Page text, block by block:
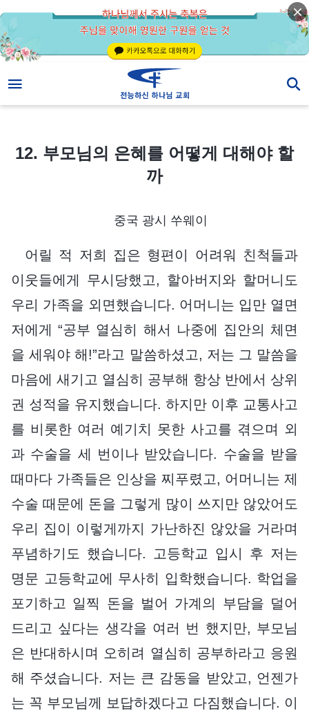
12. 부모님의 은혜를 어떻게 대해야 할까
12. 부모님의 은혜를 어떻게 대해야 할
까
중국 광시 쑤웨이
어릴 적 저희 집은 형편이 어려워 친척들과
이웃들에게 무시당했고, 할아버지와 할머니도
우리 가족을 외면했습니다. 어머니는 입만 열면
저에게 “공부 열심히 해서 나중에 집안의 체면
을 세워야 해!”라고 말씀하셨고, 저는 그 말씀을
마음에 새기고 열심히 공부해 항상 반에서 상위
권 성적을 유지했습니다. 하지만 이후 교통사고
를 비롯한 여러 예기치 못한 사고를 겪으며 외
과 수술을 세 번이나 받았습니다. 수술을 받을
때마다 가족들은 인상을 찌푸렸고, 어머니는 제
수술 때문에 돈을 그렇게 많이 쓰지만 않았어도
우리 집이 이렇게까지 가난하진 않았을 거라며
푸념하기도 했습니다. 고등학교 입시 후 저는
명문 고등학교에 무사히 입학했습니다. 학업을
포기하고 일찍 돈을 벌어 가계의 부담을 덜어
드리고 싶다는 생각을 여러 번 했지만, 부모님
은 반대하시며 오히려 열심히 공부하라고 응원
해 주셨습니다. 저는 큰 감동을 받았고, 언젠가
는 꼭 부모님께 보답하겠다고 다짐했습니다. 이